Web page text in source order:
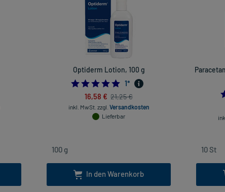
Optiderm Lotion, 100 g
5.0
1*
16,58 € 21,25 €
inkl. MwSt. zzgl. Versandkosten
Lieferbar
In den Warenkorb